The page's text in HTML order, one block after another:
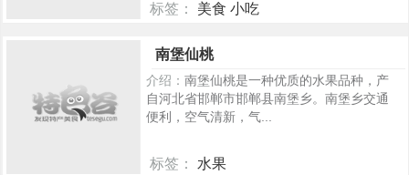
标签： 美食 小吃
南堡仙桃
介绍： 南堡仙桃是一种优质的水果品种，产
自河北省邯郸市邯郸县南堡乡。南堡乡交通
便利，空气清新，气...
标签： 水果